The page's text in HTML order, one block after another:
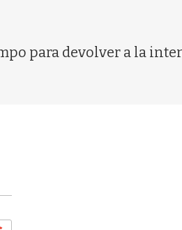
para devolver a la